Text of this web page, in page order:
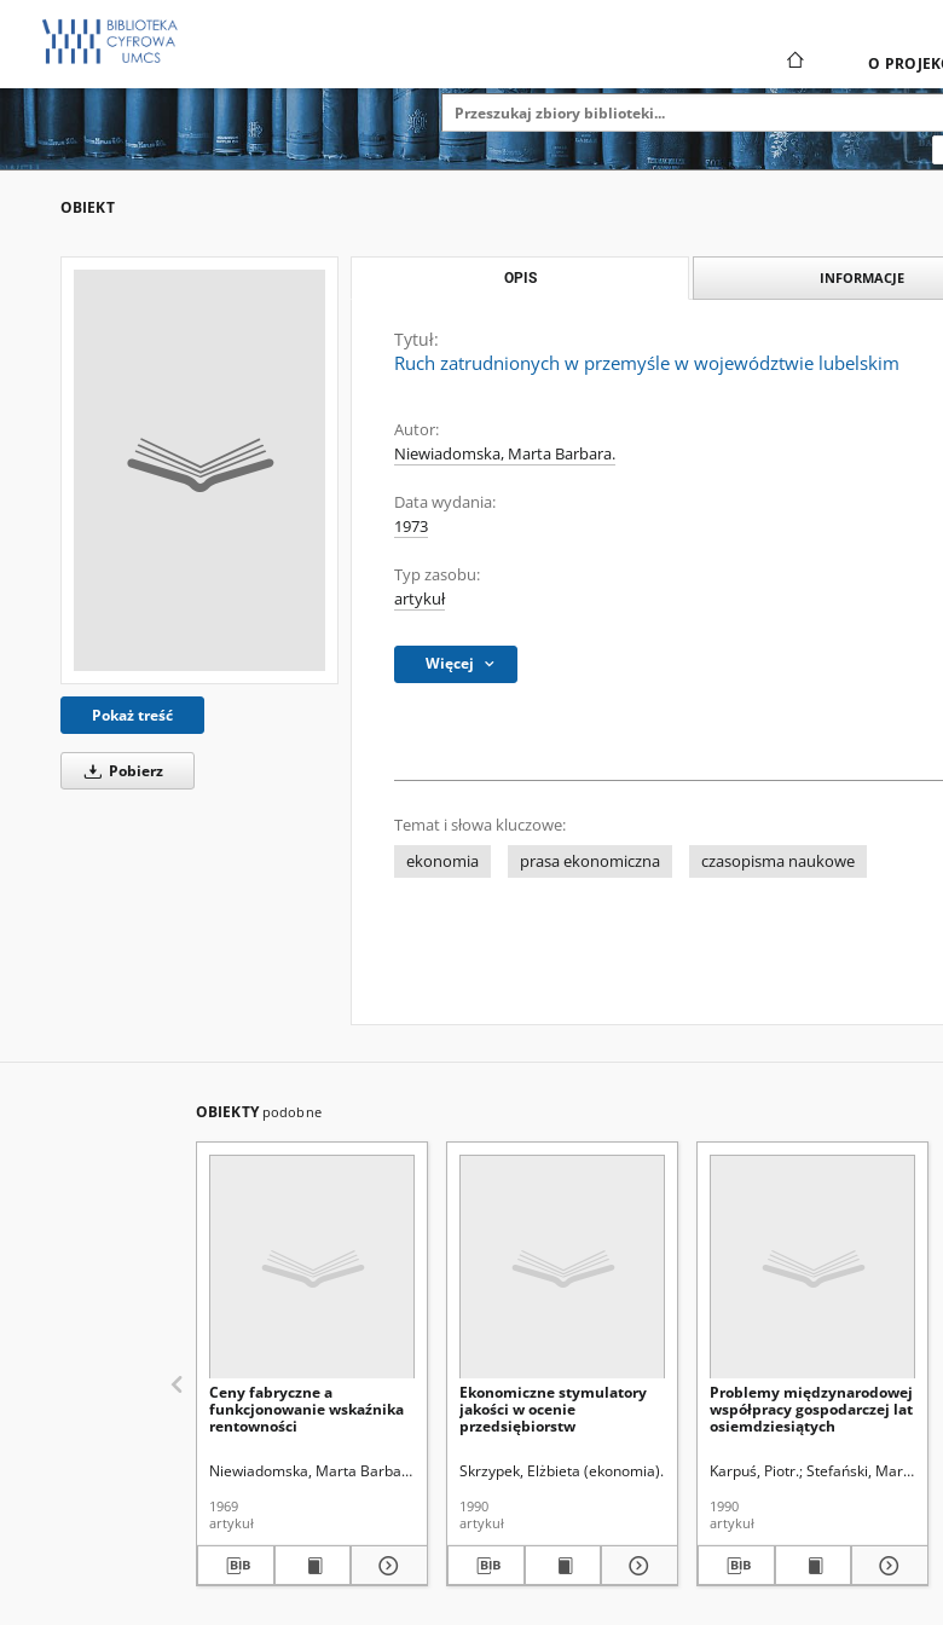
O
OBIEKT
Pokaż treść
Pobierz
OPIS INFORMACJE
Tytuł:
Ruch zatrudnionych w przemyśle w województwie lubelskim
Autor:
Niewiadomska, Marta Barbara.
Data wydania:
1973
Typ zasobu:
artykuł
Więcej
Temat i słowa kluczowe:
ekonomia
prasa ekonomiczna czasopisma naukowe
OBIEKTY podobne
Ceny fabryczne a
funkcjonowanie wskaźnika
rentowności
Niewiadomska, Marta Barbara. Buczkowski, Stefan (1903-1974). Red
1969
artykuł
Ekonomiczne stymulatory
jakości w ocenie
przedsiębiorstw
Skrzypek, Elżbieta (ekonomia).
1990
artykuł
Problemy międzynarodowej
współpracy gospodarczej lat
osiemdziesiątych
Karpuś, Piotr. Stefański, Marian.
1990
artykuł